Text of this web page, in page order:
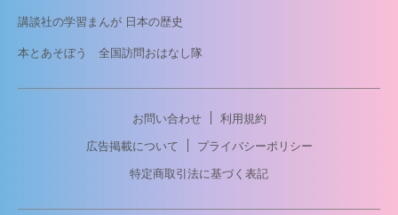
講談社の学習まんが 日本の歴史
本とあそぼう 全国訪問おはなし隊
お問い合わせ
利用規約
広告掲載について
プライバシーポリシー
特定商取引法に基づく表記